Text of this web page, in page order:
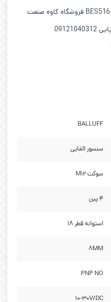
سنسور القایی بالوف BES516-360-S4-C فروشگاه کاوه صنعت
BALLUFF
سنسور القایی
سوکت M12
4 پین
استوانه قطر 18
8MM
PNP NO
10-30V/DC